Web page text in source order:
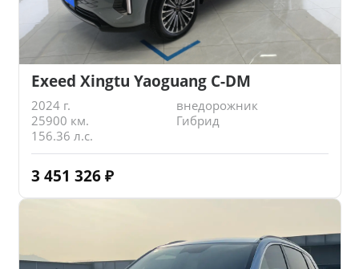
Exeed Xingtu Yaoguang C-DM
2024 г.
внедорожник
25900 км.
Гибрид
156.36 л.с.
3 451 326 ₽